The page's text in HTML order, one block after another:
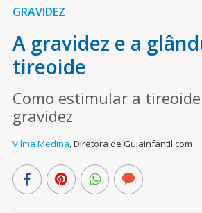
GRAVIDEZ
A gravidez e a
tireoide
Como estimular a
gravidez
Vilma Medina,Diretora de Guiainfantil.com